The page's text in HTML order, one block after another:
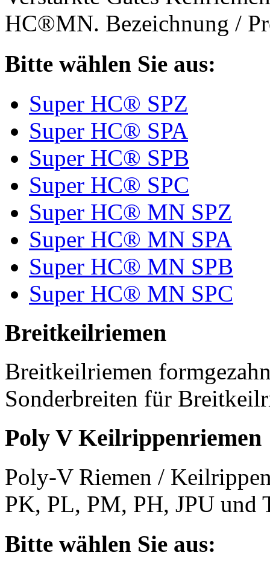
HC®MN. Bezeichnung /
Bitte wählen Sie aus:
Super HC® SPZ
Super HC® SPA
Super HC® SPB
Super HC® SPC
Super HC® MN SPZ
Super HC® MN SPA
Super HC® MN SPB
Super HC® MN SPC
Breitkeilriemen
Breitkeilriemen
Sonderbreiten für
Poly V Keilrippenriemen
Poly-V Riemen /
PK, PL, PM, PH, JPU und
Bitte wählen Sie aus: